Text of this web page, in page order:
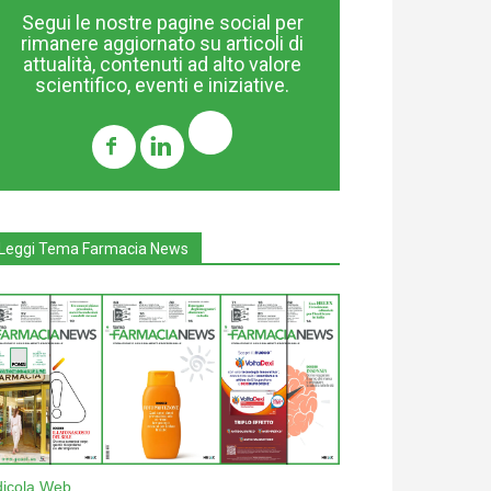
Segui le nostre pagine social per
rimanere aggiornato su articoli di
attualità, contenuti ad alto valore
scientifico, eventi e iniziative.
Tema Farmacia News
Web